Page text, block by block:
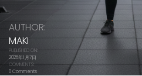
AUTHOR:
MAKI
PUBLISHED ON:
2026年1月7日
COMMENTS:
0 Comments